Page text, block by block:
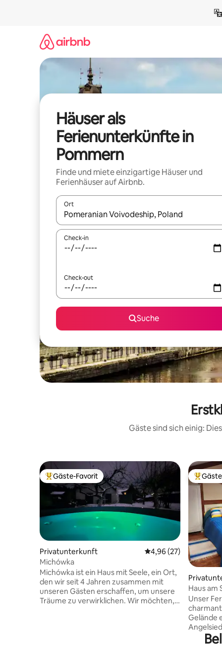
Häuser als
Ferienunterkünfte in
Pommern
Finde und miete einzigartige Häuser und
Ferienhäuser auf Airbnb.
Ort
Wenn Ergebnisse verfügbar sind, navigiere mit
Check-in
Check-out
Suche
Gäste sind sich einig:
Beliebter Gäste-Favorit.
Gäste-Favorit
Privatunterkunft Durchschnittliche
4,96 (27)
Michówka
Michówka ist ein Haus mit Seele, ein Ort,
den wir seit 4 Jahren zusammen mit
unseren Gästen erschaffen, um unsere
Träume zu verwirklichen. Wir möchten,
Haus am
Unser
Gelände
Strand entfernt!
ruhigen